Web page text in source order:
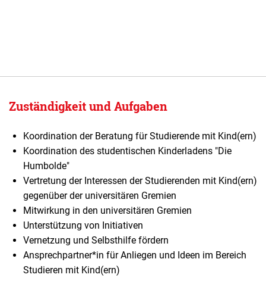
Zuständigkeit und Aufgaben
Koordination der Beratung für Studierende mit Kind(ern)
Koordination des studentischen Kinderladens "Die
Humbolde"
Vertretung der Interessen der Studierenden mit Kind(ern)
gegenüber der universitären Gremien
Mitwirkung in den universitären Gremien
Unterstützung von Initiativen
Vernetzung und Selbsthilfe fördern
Ansprechpartner*in für Anliegen und Ideen im Bereich
Studieren mit Kind(ern)